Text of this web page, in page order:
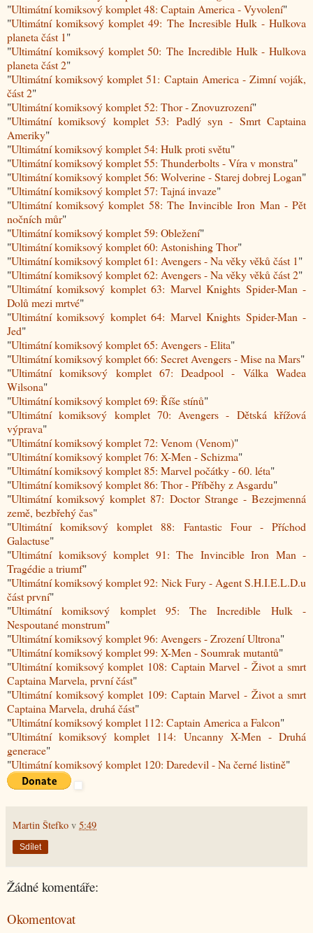
"Ultimátní komiksový komplet 48: Captain America - Vyvolení"
"Ultimátní komiksový komplet 49: The Incresible Hulk - Hulkova
planeta část 1"
"Ultimátní komiksový komplet 50: The Incredible Hulk - Hulkova
planeta část 2"
"Ultimátní komiksový komplet 51: Captain America - Zimní voják,
část 2"
"Ultimátní komiksový komplet 52: Thor - Znovuzrození"
"Ultimátní komiksový komplet 53: Padlý syn - Smrt Captaina
Ameriky"
"Ultimátní komiksový komplet 54: Hulk proti světu"
"Ultimátní komiksový komplet 55: Thunderbolts - Víra v monstra"
"Ultimátní komiksový komplet 56: Wolverine - Starej dobrej Logan"
"Ultimátní komiksový komplet 57: Tajná invaze"
"Ultimátní komiksový komplet 58: The Invincible Iron Man - Pět
nočních můr"
"Ultimátní komiksový komplet 59: Obležení"
"Ultimátní komiksový komplet 60: Astonishing Thor"
"Ultimátní komiksový komplet 61: Avengers - Na věky věků část 1"
"Ultimátní komiksový komplet 62: Avengers - Na věky věků část 2"
"Ultimátní komiksový komplet 63: Marvel Knights Spider-Man -
Dolů mezi mrtvé"
"Ultimátní komiksový komplet 64: Marvel Knights Spider-Man -
Jed"
"Ultimátní komiksový komplet 65: Avengers - Elita"
"Ultimátní komiksový komplet 66: Secret Avengers - Mise na Mars"
"Ultimátní komiksový komplet 67: Deadpool - Válka Wadea
Wilsona"
"Ultimátní komiksový komplet 69: Říše stínů"
"Ultimátní komiksový komplet 70: Avengers - Dětská křížová
výprava"
"Ultimátní komiksový komplet 72: Venom (Venom)"
"Ultimátní komiksový komplet 76: X-Men - Schizma"
"Ultimátní komiksový komplet 85: Marvel počátky - 60. léta"
"Ultimátní komiksový komplet 86: Thor - Příběhy z Asgardu"
"Ultimátní komiksový komplet 87: Doctor Strange - Bezejmenná
země, bezbřehý čas"
"Ultimátní komiksový komplet 88: Fantastic Four - Příchod
Galactuse"
"Ultimátní komiksový komplet 91: The Invincible Iron Man -
Tragédie a triumf"
"Ultimátní komiksový komplet 92: Nick Fury - Agent S.H.I.E.L.D.u
část první"
"Ultimátní komiksový komplet 95: The Incredible Hulk -
Nespoutané monstrum"
"Ultimátní komiksový komplet 96: Avengers - Zrození Ultrona"
"Ultimátní komiksový komplet 99: X-Men - Soumrak mutantů"
"Ultimátní komiksový komplet 108: Captain Marvel - Život a smrt
Captaina Marvela, první část"
"Ultimátní komiksový komplet 109: Captain Marvel - Život a smrt
Captaina Marvela, druhá část"
"Ultimátní komiksový komplet 112: Captain America a Falcon"
"Ultimátní komiksový komplet 114: Uncanny X-Men - Druhá
generace"
"Ultimátní komiksový komplet 120: Daredevil - Na černé listině"
Martin Štefko v 5:49
Sdílet
Žádné komentáře:
Okomentovat